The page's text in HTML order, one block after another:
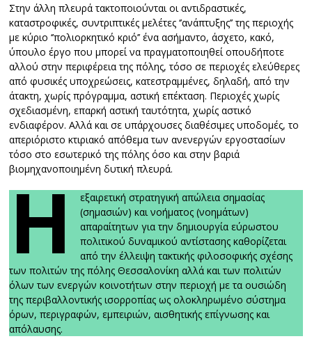
Στην άλλη πλευρά τακτοποιούνται οι αντιδραστικές,
καταστροφικές, συντριπτικές μελέτες ‘’ανάπτυξης’’ της περιοχής
με κύριο ‘’πολιορκητικό κριό’’ ένα ασήμαντο, άσχετο, κακό,
ύπουλο έργο που μπορεί να πραγματοποιηθεί οπουδήποτε
αλλού στην περιφέρεια της πόλης, τόσο σε περιοχές ελεύθερες
από φυσικές υποχρεώσεις, κατεστραμμένες, δηλαδή, από την
άτακτη, χωρίς πρόγραμμα, αστική επέκταση. Περιοχές χωρίς
σχεδιασμένη, επαρκή αστική ταυτότητα, χωρίς αστικό
ενδιαφέρον. Αλλά και σε υπάρχουσες διαθέσιμες υποδομές, το
απεριόριστο κτιριακό απόθεμα των ανενεργών εργοστασίων
τόσο στο εσωτερικό της πόλης όσο και στην βαριά
βιομηχανοποιημένη δυτική πλευρά.
Η
εξαιρετική στρατηγική απώλεια σημασίας
(σημασιών) και νοήματος (νοημάτων)
απαραίτητων για την δημιουργία εύρωστου
πολιτικού δυναμικού αντίστασης καθορίζεται
από την έλλειψη τακτικής φιλοσοφικής σχέσης
των πολιτών της πόλης Θεσσαλονίκη αλλά και των πολιτών
όλων των ενεργών κοινοτήτων στην περιοχή με τα ουσιώδη
της περιβαλλοντικής ισορροπίας ως ολοκληρωμένο σύστημα
όρων, περιγραφών, εμπειριών, αισθητικής επίγνωσης και
απόλαυσης.